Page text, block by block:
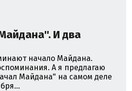
И два
начало Майдана.
А я предлагаю
Майдана" на самом деле